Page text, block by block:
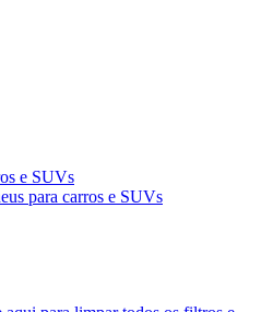
e SUVs
para carros e SUVs